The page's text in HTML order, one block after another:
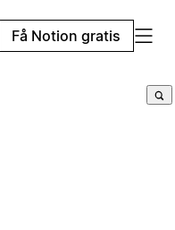
Få Notion gratis